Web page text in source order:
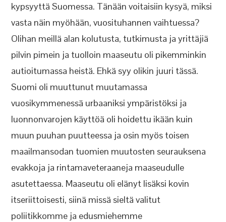
kypsyyttä Suomessa. Tänään voitaisiin kysyä, miksi
vasta näin myöhään, vuosituhannen vaihtuessa?
Olihan meillä alan kolutusta, tutkimusta ja yrittäjiä
pilvin pimein ja tuolloin maaseutu oli pikemminkin
autioitumassa heistä. Ehkä syy olikin juuri tässä.
Suomi oli muuttunut muutamassa
vuosikymmenessä urbaaniksi ympäristöksi ja
luonnonvarojen käyttöä oli hoidettu ikään kuin
muun puuhan puutteessa ja osin myös toisen
maailmansodan tuomien muutosten seurauksena
evakkoja ja rintamaveteraaneja maaseudulle
asutettaessa. Maaseutu oli elänyt lisäksi kovin
itseriittoisesti, siinä missä sieltä valitut
poliitikkomme ja edusmiehemme